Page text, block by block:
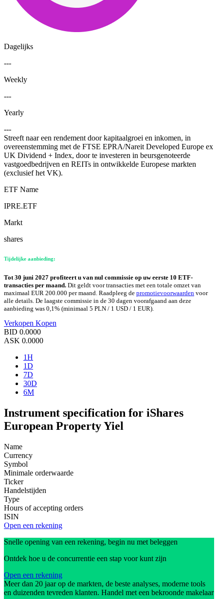
Dagelijks
---
Weekly
---
Yearly
---
Streeft naar een rendement door kapitaalgroei en inkomen, in
overeenstemming met de FTSE EPRA/Nareit Developed Europe ex
UK Dividend + Index, door te investeren in beursgenoteerde
vastgoedbedrijven en REITs in ontwikkelde Europese markten
(exclusief het VK).
ETF Name
IPRE.ETF
Markt
shares
Tijdelijke aanbieding:
Tot 30 juni 2027 profiteert u van nul commissie op uw eerste 10 ETF-
transacties per maand. Dit geldt voor transacties met een totale omzet van
maximaal EUR 200.000 per maand. Raadpleeg de promotievoorwaarden voor
alle details. De laagste commissie in de 30 dagen voorafgaand aan deze
aanbieding was 0,1% (minimaal 5 PLN / 1 USD / 1 EUR).
Verkopen Kopen
BID 0.0000
ASK 0.0000
1H
1D
7D
30D
6M
Instrument specification for iShares
European Property Yiel
Name
Currency
Symbol
Minimale orderwaarde
Ticker
Handelstijden
Type
Hours of accepting orders
ISIN
Open een rekening
Snelle opening van een rekening, begin nu met beleggen
Ontdek hoe u de concurrentie een stap voor kunt zijn
Open een rekening
Meer dan 20 jaar op de markten, de beste analyses, moderne tools
en duizenden tevreden klanten. Handel met een bekroonde makelaar